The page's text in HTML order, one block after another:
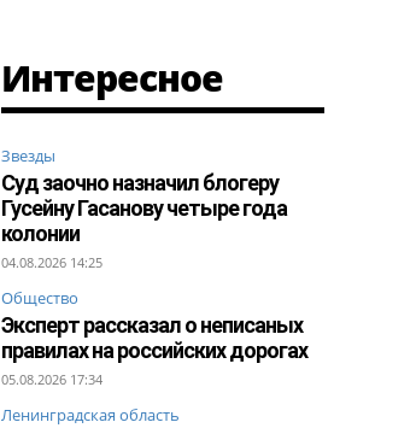
Интересное
Звезды
Суд заочно назначил блогеру
Гусейну Гасанову четыре года
колонии
04.08.2026 14:25
Общество
Эксперт рассказал о неписаных
правилах на российских дорогах
05.08.2026 17:34
Ленинградская область